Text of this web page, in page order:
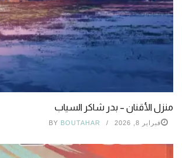
منزل الأقنان – بدر شاكر السياب
فبراير 8, 2026 BY BOUTAHAR